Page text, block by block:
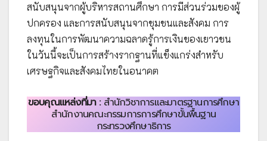
สนับสนุนจากผู้บริหารสถานศึกษา การมีส่วนร่วมของผู้
ปกครอง และการสนับสนุนจากชุมชนและสังคม การ
ลงทุนในการพัฒนาความฉลาดรู้การเงินของเยาวชน
ในวันนี้จะเป็นการสร้างรากฐานที่แข็งแกร่งสำหรับ
เศรษฐกิจและสังคมไทยในอนาคต
ขอบคุณแหล่งที่มา : สำนักวิชาการและมาตรฐานการศึกษา
สำนักงานคณะกรรมการการศึกษาขั้นพื้นฐาน
กระทรวงศึกษาธิการ